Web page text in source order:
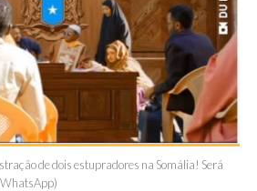
de dois estupradores na Somália! Será